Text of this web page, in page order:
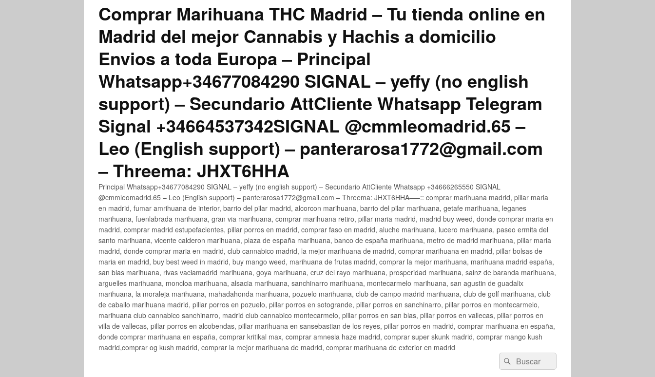
Comprar Marihuana THC Madrid – Tu tienda online en
Madrid del mejor Cannabis y Hachis a domicilio
Envios a toda Europa – Principal
Whatsapp+34677084290 SIGNAL – yeffy (no english
support) – Secundario AttCliente Whatsapp Telegram
Signal +34664537342SIGNAL @cmmleomadrid.65 –
Leo (English support) – panterarosa1772@gmail.com
– Threema: JHXT6HHA
Principal Whatsapp+34677084290 SIGNAL – yeffy (no english support) – Secundario AttCliente Whatsapp +34666265550 SIGNAL
@cmmleomadrid.65 – Leo (English support) – panterarosa1772@gmail.com – Threema: JHXT6HHA—–:: comprar marihuana madrid, pillar maria
en madrid, fumar amrihuana de interior, barrio del pilar madrid, alcorcon marihuana, barrio del pilar marihuana, getafe marihuana, leganes
marihuana, fuenlabrada marihuana, gran via marihuana, comprar marihuana retiro, pillar maria madrid, madrid buy weed, donde comprar maria en
madrid, comprar madrid estupefacientes, pillar porros en madrid, comprar faso en madrid, aluche marihuana, lucero marihuana, paseo ermita del
santo marihuana, vicente calderon marihuana, plaza de españa marihuana, banco de españa marihuana, metro de madrid marihuana, pillar maria
madrid, donde comprar maria en madrid, club cannabico madrid, la mejor marihuana de madrid, comprar marihuana en madrid, pillar bolsas de
maria en madrid, buy best weed in madrid, buy mango weed, marihuana de frutas madrid, comprar la mejor marihuana, marihuana madrid españa,
san blas marihuana, rivas vaciamadrid marihuana, goya marihuana, cruz del rayo marihuana, prosperidad marihuana, sainz de baranda marihuana,
arguelles marihuana, moncloa marihuana, alsacia marihuana, sanchinarro marihuana, montecarmelo marihuana, san agustin de guadalix
marihuana, la moraleja marihuana, mahadahonda marihuana, pozuelo marihuana, club de campo madrid marihuana, club de golf marihuana, club
de caballo marihuana madrid, pillar porros en pozuelo, pillar porros en sotogrande, pillar porros en sanchinarro, pillar porros en montecarmelo,
marihuana club cannabico sanchinarro, madrid club cannabico montecarmelo, pillar porros en san blas, pillar porros en vallecas, pillar porros en
villa de vallecas, pillar porros en alcobendas, pillar marihuana en sansebastian de los reyes, pillar porros en madrid, comprar marihuana en españa,
donde comprar marihuana en españa, comprar kritikal max, comprar amnesia haze madrid, comprar super skunk madrid, comprar mango kush
madrid,comprar og kush madrid, comprar la mejor marihuana de madrid, comprar marihuana de exterior en madrid
Buscar
por:
Buscar